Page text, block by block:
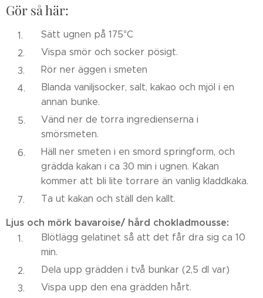
Gör så här:
Sätt ugnen på 175°C
Vispa smör och socker pösigt.
Rör ner äggen i smeten
Blanda vaniljsocker, salt, kakao och mjöl i en
annan bunke.
Vänd ner de torra ingredienserna i
smörsmeten.
Häll ner smeten i en smord springform, och
grädda kakan i ca 30 min i ugnen. Kakan
kommer att bli lite torrare än vanlig kladdkaka.
Ta ut kakan och ställ den kallt.
Ljus och mörk bavaroise/ hård chokladmousse:
Blötlägg gelatinet så att det får dra sig ca 10
min.
Dela upp grädden i två bunkar (2,5 dl var)
Vispa upp den ena grädden hårt.